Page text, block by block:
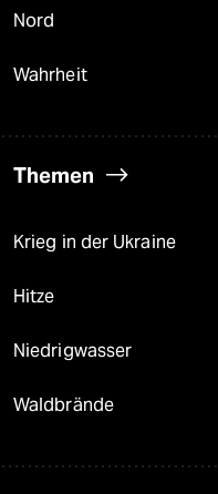
Nord
Wahrheit
Themen
Krieg in der Ukraine
Hitze
Niedrigwasser
Waldbrände